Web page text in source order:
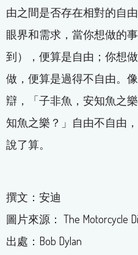
由之間是否存在相對的自
眼界和需求，當你想做的
到），便算是自由；你想
做，便算是過得不自由。
辯，「子非魚，安知魚之
知魚之樂？」自由不自由
說了算。
撰文：安迪
圖片來源： The Motorcycle
出處：Bob Dylan